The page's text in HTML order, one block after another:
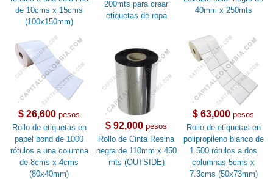
de 10cms x 15cms
(100x150mm)
200mts para crear
etiquetas de ropa
40mm x 250mts
$ 26,600 pesos
Rollo de etiquetas en
papel bond de 1000
rótulos a una columna
de 8cms x 4cms
(80x40mm)
$ 92,000 pesos
Rollo de Cinta Resina
negra de 110mm x 450
mts (OUTSIDE)
$ 63,000 pesos
Rollo de etiquetas en
polipropileno blanco de
1.500 rótulos a dos
columnas 5cms x
7.3cms (50x73mm)